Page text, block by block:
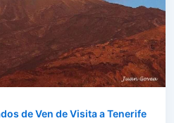
de Ven de Visita a Tenerife